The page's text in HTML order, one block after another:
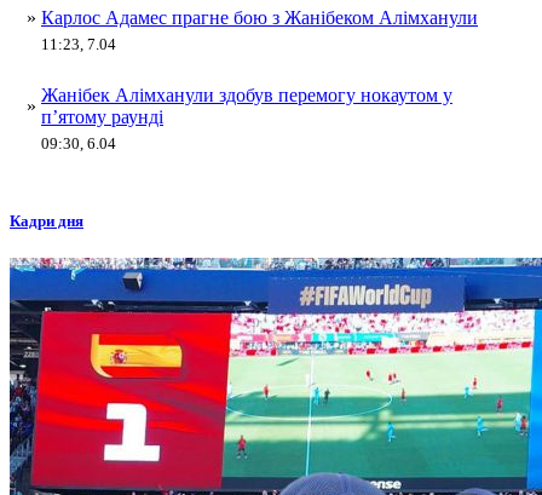
» Карлос Адамес прагне бою з Жанібеком Алімханули
11:23, 7.04
»
Жанібек Алімханули здобув перемогу нокаутом у
п’ятому раунді
09:30, 6.04
Кадри дня